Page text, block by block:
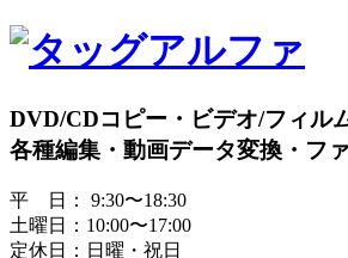
DVD/CDコピー・ビデオ/フィ
各種編集・動画データ変換・フ
平 日： 9:30〜18:30
土曜日：10:00〜17:00
定休日：日曜・祝日